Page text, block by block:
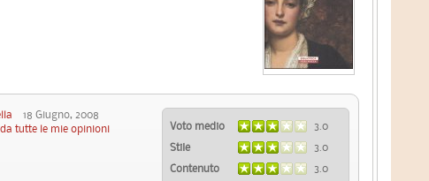
Voto medio
3.0
Stile
3.0
Contenuto
3.0
18 Giugno, 2008
tutte le mie opinioni